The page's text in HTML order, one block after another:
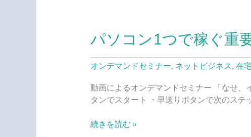
パソコン1つで稼ぐ重
オンデマンドセミナー, ネットビジネス, 在
動画によるオンデマンドセミナー 「なせ
タンでスタート ・早送りボタンで次のステ
パ
ソ
コ
ン
1
つ
稼
続きを読む »